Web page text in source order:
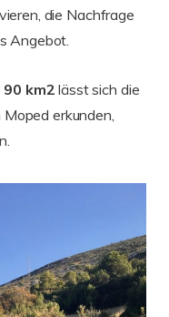
die Nachfrage
Angebot.
90 km2 lässt sich die
erkunden,